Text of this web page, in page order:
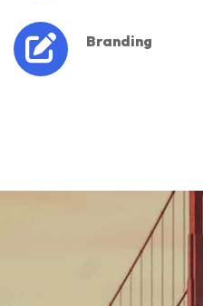
Branding